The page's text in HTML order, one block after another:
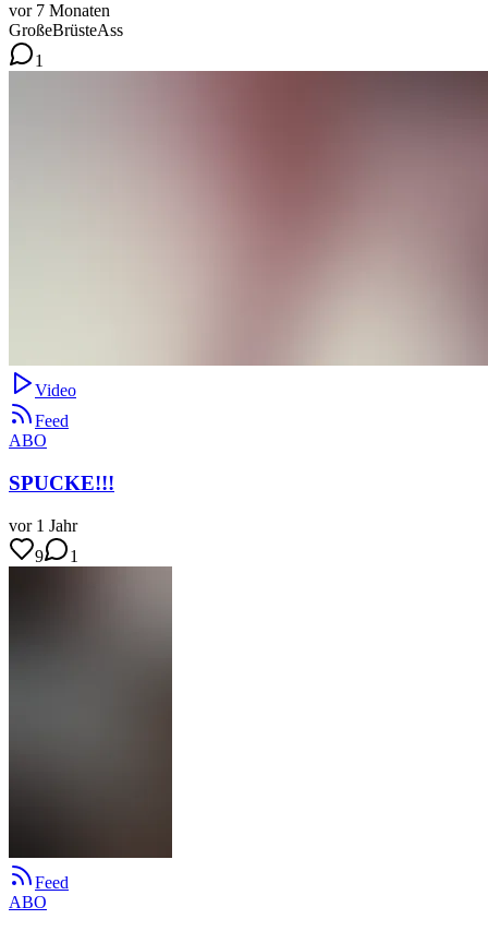
vor 7 Monaten
GroßeBrüsteAss
1
Video
Feed
ABO
SPUCKE!!!
vor 1 Jahr
9
1
Feed
ABO